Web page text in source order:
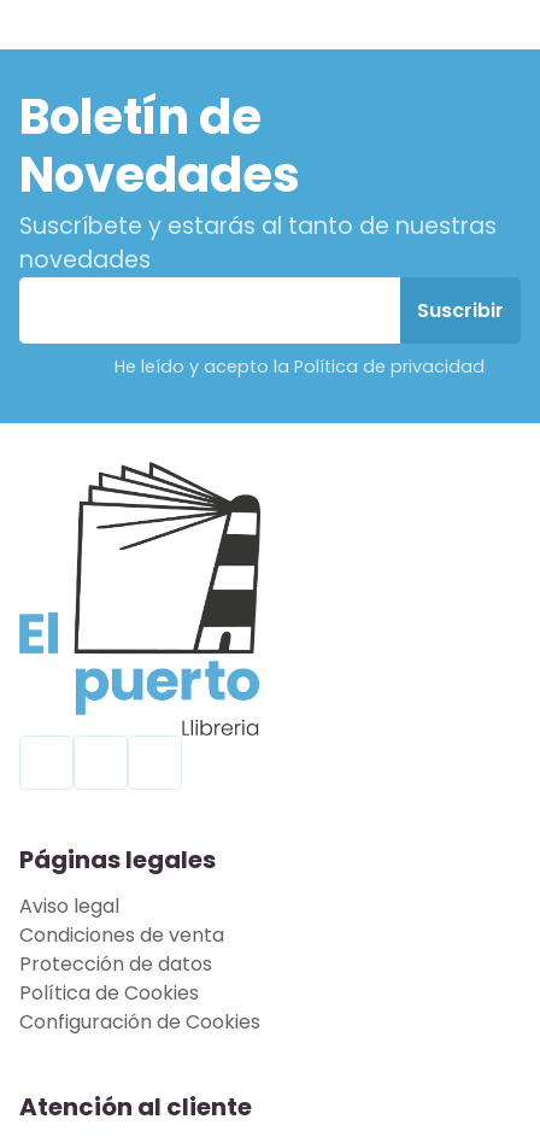
Boletín de
Novedades
Suscríbete y estarás al tanto de nuestras
novedades
He leído y acepto la Política de privacidad
Páginas legales
Aviso legal
Condiciones de venta
Protección de datos
Política de Cookies
Configuración de Cookies
Atención al cliente